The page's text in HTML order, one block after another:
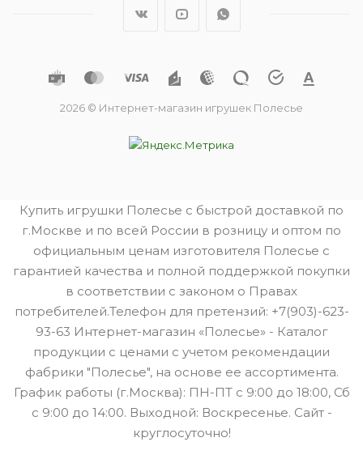
2026 © Интернет-магазин игрушек Полесье
Купить игрушки Полесье с быстрой доставкой по
г.Москве и по всей России в розницу и оптом по
официальным ценам изготовителя Полесье с
гарантией качества и полной поддержкой покупки
в соответствии с законом о Правах
потребителей.Телефон для претензий: +7(903)-623-
93-63 Интернет-магазин «Полесье» - Каталог
продукции с ценами с учетом рекомендации
фабрики "Полесье", на основе ее ассортимента.
График работы (г.Москва): ПН-ПТ с 9:00 до 18:00, Сб
с 9:00 до 14:00. Выходной: Воскресенье. Сайт -
круглосуточно!